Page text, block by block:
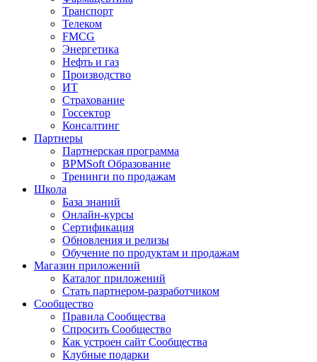
Транспорт
Телеком
FMCG
Энергетика
Нефть и газ
Производство
ИТ
Страхование
Госсектор
Консалтинг
Партнеры
Партнерская программа
BPMSoft Образование
Тренинги по продажам
Школа
База знаний
Онлайн-курсы
Сертификация
Обновления и релизы
Обучение по продуктам и продажам
Магазин приложений
Каталог приложений
Стать партнером-разработчиком
Сообщество
Правила Сообщества
Спросить Сообщество
Как устроен сайт Сообщества
Клубные подарки